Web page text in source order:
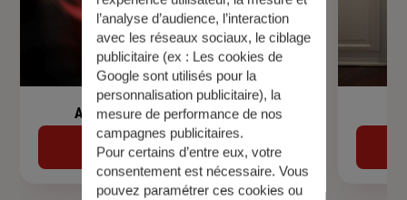
Assurance de prêt immobilier
Découvrir
l’analyse d’audience, l’interaction
avec les réseaux sociaux, le ciblage
publicitaire (ex : Les cookies de
Google sont utilisés pour la
personnalisation publicitaire), la
mesure de performance de nos
campagnes publicitaires.
Pour certains d’entre eux, votre
consentement est nécessaire. Vous
pouvez paramétrer ces cookies ou